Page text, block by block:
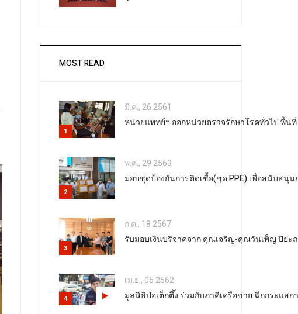
MOST READ
1
มี.ค., 26 2561
หน่วยแพทย์ฯ ออกหน่วยตรวจรักษาโรคทั่วไป พื้น
2
พ.ค., 29 2563
มอบชุดป้องกันการติดเชื้อ(ชุด PPE) เพื่อสนับสนุ
3
ก.ค., 18 2567
รับมอบเงินบริจาคจาก คุณเจริญ-คุณวันเพ็ญ ปิยะ
4
เม.ย., 05 2562
มูลนิธิป่อเต็กตึ๊ง ร่วมกับภาคีเครือข่าย ฉีกกระแสก